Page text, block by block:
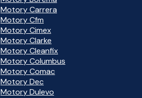
Motory Carrera
Motory Cfm
Motory Cimex
Motory Clarke
Motory Cleanfix
Motory Columbus
Motory Comac
Motory Dec
Motory Dulevo